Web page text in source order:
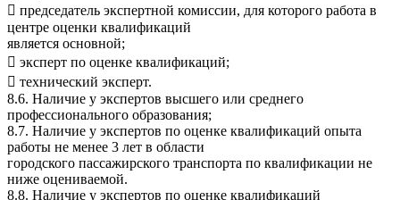
 председатель экспертной комиссии, для которого работа в
центре оценки квалификаций
является основной;
 эксперт по оценке квалификаций;
 технический эксперт.
8.6. Наличие у экспертов высшего или среднего
профессионального образования;
8.7. Наличие у экспертов по оценке квалификаций опыта
работы не менее 3 лет в области
городского пассажирского транспорта по квалификации не
ниже оцениваемой.
8.8. Наличие у экспертов по оценке квалификаций